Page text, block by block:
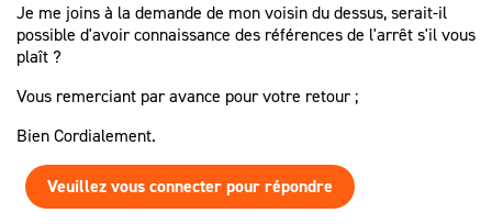
Je me joins à la demande de mon voisin du dessus, serait-il
possible d'avoir connaissance des références de l'arrêt s'il vous
plaît ?
Vous remerciant par avance pour votre retour ;
Bien Cordialement.
Veuillez vous connecter pour répondre